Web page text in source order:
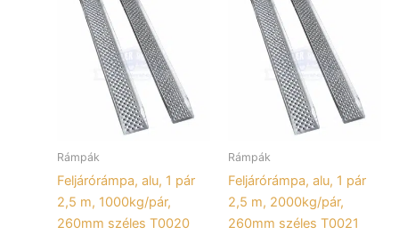
Rámpák
Feljárórámpa, alu, 1 pár
2,5 m, 1000kg/pár,
260mm széles T0020
Rámpák
Feljárórámpa, alu, 1 pár
2,5 m, 2000kg/pár,
260mm széles T0021